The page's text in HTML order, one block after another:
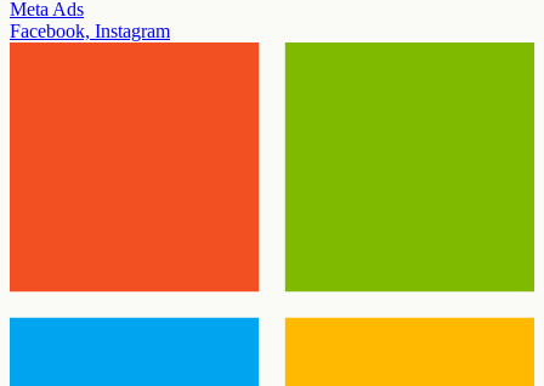
Meta Ads
Facebook, Instagram